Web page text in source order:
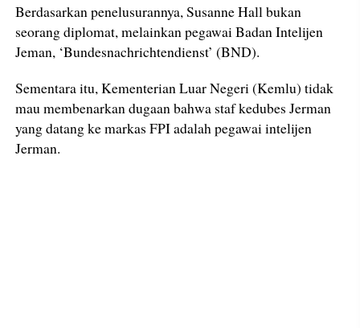
Berdasarkan penelusurannya, Susanne Hall bukan
seorang diplomat, melainkan pegawai Badan Intelijen
Jeman, ‘Bundesnachrichtendienst’ (BND).
Sementara itu, Kementerian Luar Negeri (Kemlu) tidak
mau membenarkan dugaan bahwa staf kedubes Jerman
yang datang ke markas FPI adalah pegawai intelijen
Jerman.